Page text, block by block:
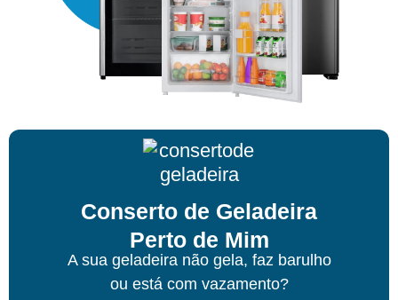
Conserto de Geladeira
Perto de Mim
A sua geladeira não gela, faz barulho
ou está com vazamento?